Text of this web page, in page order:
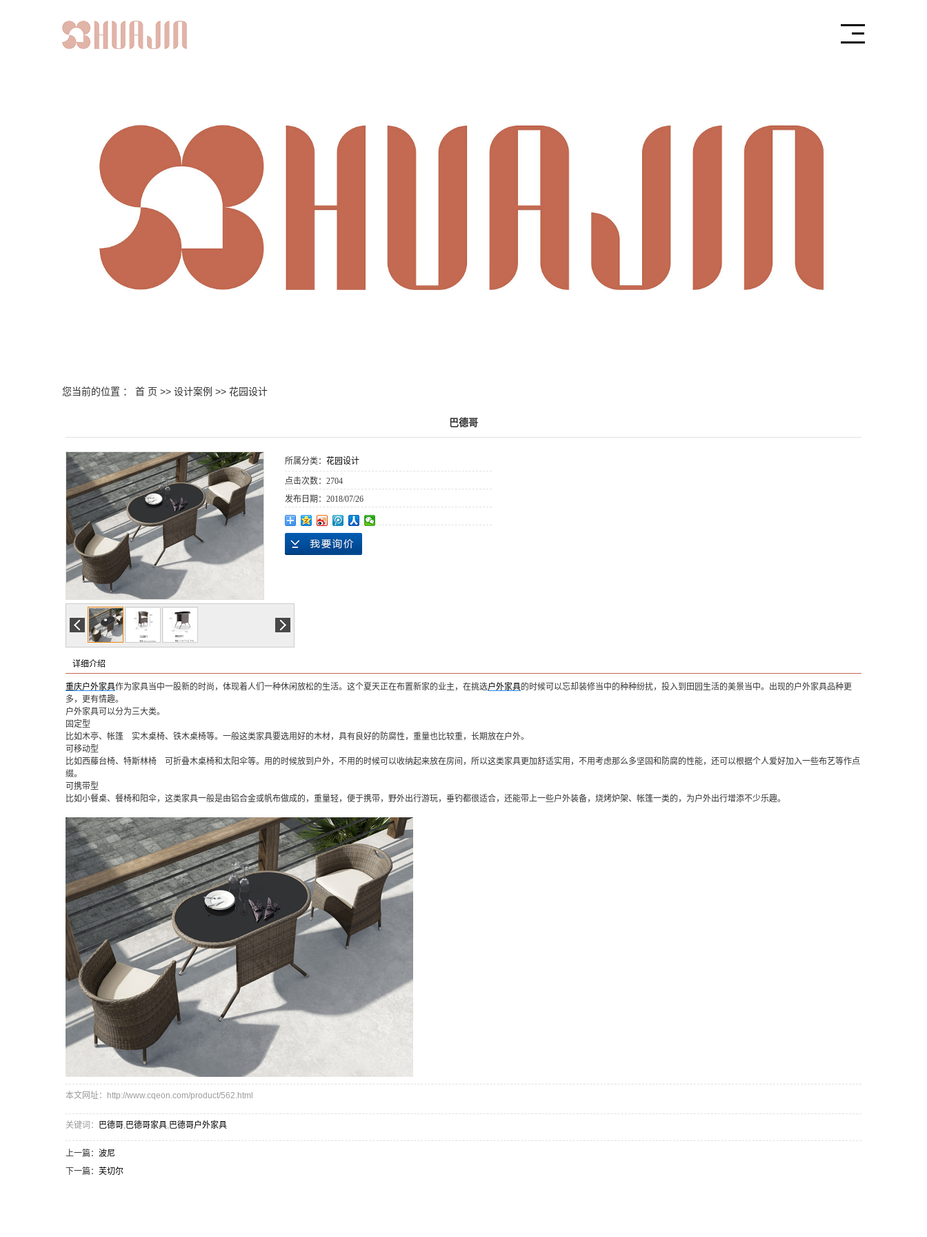
您当前的位置 ： 首 页 >> 设计案例 >> 花园设计
巴德哥
所属分类： 花园设计
点击次数： 2704
发布日期： 2018/07/26
详细介绍
重庆户外家具作为家具当中一股新的时尚，体现着人们一种休闲放松的生活。这个夏天正在布置新家的业主，在挑选户外家具的时候可以忘却装修当中的种种纷扰，投入到田园生活的美景当中。出现的户外家具品种更
多，更有情趣。
户外家具可以分为三大类。
固定型
比如木亭、帐篷 实木桌椅、铁木桌椅等。一般这类家具要选用好的木材，具有良好的防腐性，重量也比较重，长期放在户外。
可移动型
比如西藤台椅、特斯林椅 可折叠木桌椅和太阳伞等。用的时候放到户外，不用的时候可以收纳起来放在房间，所以这类家具更加舒适实用，不用考虑那么多坚固和防腐的性能，还可以根据个人爱好加入一些布艺等作点
缀。
可携带型
比如小餐桌、餐椅和阳伞，这类家具一般是由铝合金或帆布做成的，重量轻，便于携带，野外出行游玩，垂钓都很适合，还能带上一些户外装备，烧烤炉架、帐篷一类的，为户外出行增添不少乐趣。
本文网址：http://www.cqeon.com/product/562.html
关键词： 巴德哥 巴德哥家具 巴德哥户外家具
上一篇： 波尼
下一篇： 芙切尔